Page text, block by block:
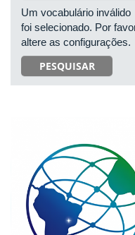
Um vocabulário inválido
foi selecionado. Por
altere as configurações.
PESQUISAR